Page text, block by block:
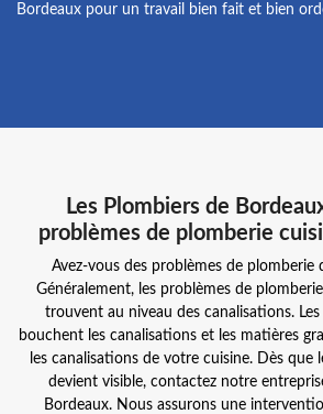
Bordeaux pour un travail bien fait et bien
Les Plombiers de
problèmes de plomberie
Avez-vous des problèmes de plomberie
Généralement, les problèmes de
trouvent au niveau des canalisations.
bouchent les canalisations et les matières
les canalisations de votre cuisine. Dès que
devient visible, contactez notre
Bordeaux. Nous assurons une